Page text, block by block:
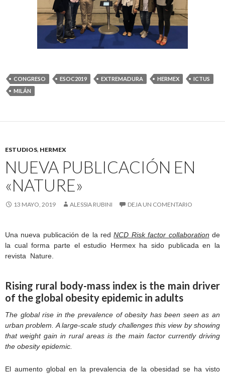
CONGRESO ESOC2019 EXTREMADURA HERMEX
ICTUS
MILÁN
ESTUDIOS, HERMEX
NUEVA PUBLICACIÓN EN
«NATURE»
13 MAYO, 2019 ALESSIA RUBINI DEJA UN COMENTARIO
Una nueva publicación de la redNCD Risk factor collaboration de
la cual forma parte el estudio Hermex ha sido publicada en la
revista Nature.
Rising rural body-mass index is the main driver
of the global obesity epidemic in adults
The global rise in the prevalence of obesity has been seen as an
urban problem. A large-scale study challenges this view by showing
that weight gain in rural areas is the main factor currently driving
the obesity epidemic.
El aumento global en la prevalencia de la obesidad se ha visto